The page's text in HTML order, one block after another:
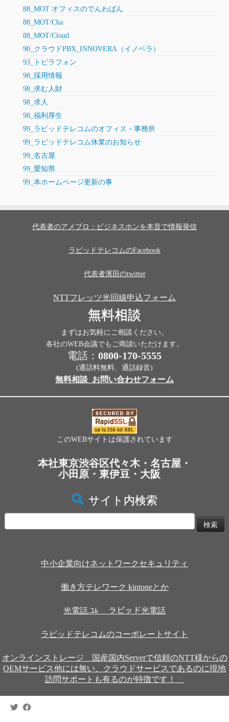
88_MOT オフィスのでんわばん
88_MOT/Cha
88_MOT/Cloud
90_クラウドPBX_INNOVERA（イノベラ）
93_トビラフォン
98_採用情報
98_求む人財
98_求人
98_福利厚生
99_ラピッドテレコムのオフィス・事務所
99_ラピッドテレコム休業のお知らせ
99_名古屋
99_愛知県
99_本ホームページ更新の事
代表者のアメブロ：ビジネスホンを本音で情報発信
ラピッドテレコムのFacebook
代表者濱田のtwitter
NTTフレッツ光回線申込フォーム
無料相談
まずはお気軽にご相談ください。
各社のWEB会議でもご商談いただけます。
電話： 0800-170-5555
(通話料無料、通話録音)
無料相談_お問い合わせフォーム
このWEBサイトは保護されています
本社東京渋谷区代々木・名古屋・
小田原・東伊豆・大阪
サイト内検索
索:
中小企業向けネットワークセキュリティ
働き方テレワーク kintoneとか
光電話.ｺﾑ ラピッド光電話
ラピッドテレコムのコーポレートサイト
オンラインストレージ 国産国内Serverで信頼のNTT様からの
OEMサービス他には無い、クラウドサービスであるのに現地
訪問サポートも有るのが特徴です！